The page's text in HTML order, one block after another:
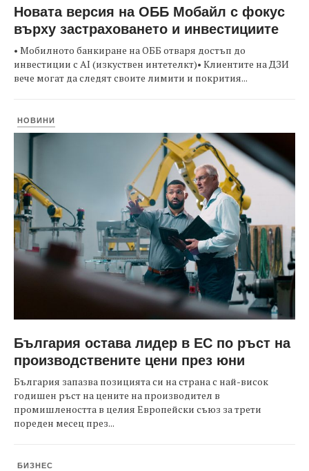
Новата версия на ОББ Мобайл с фокус
върху застраховането и инвестициите
• Мобилното банкиране на ОББ отваря достъп до
инвестиции с AI (изкуствен интетелкт)• Клиентите на ДЗИ
вече могат да следят своите лимити и покрития...
НОВИНИ
България остава лидер в ЕС по ръст на
производствените цени през юни
България запазва позицията си на страна с най-висок
годишен ръст на цените на производител в
промишлеността в целия Европейски съюз за трети
пореден месец през...
БИЗНЕС